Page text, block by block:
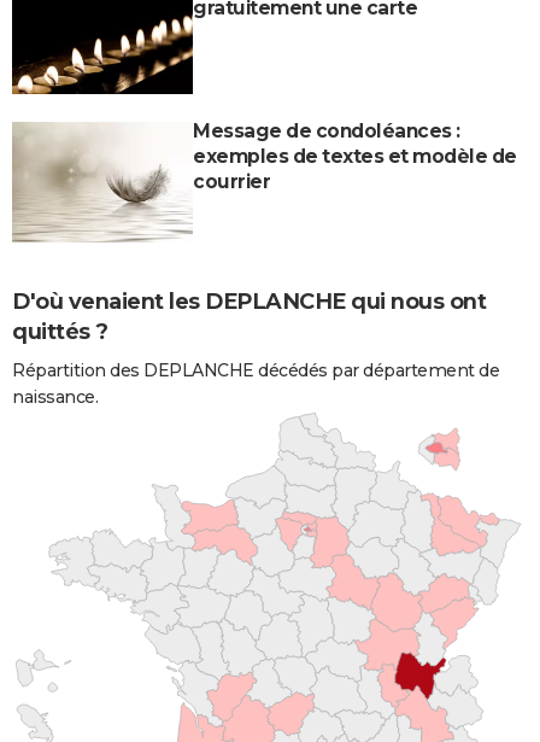
gratuitement une carte
Message de condoléances :
exemples de textes et modèle de
courrier
D'où venaient les DEPLANCHE qui nous ont
quittés ?
Répartition des DEPLANCHE décédés par département de
naissance.